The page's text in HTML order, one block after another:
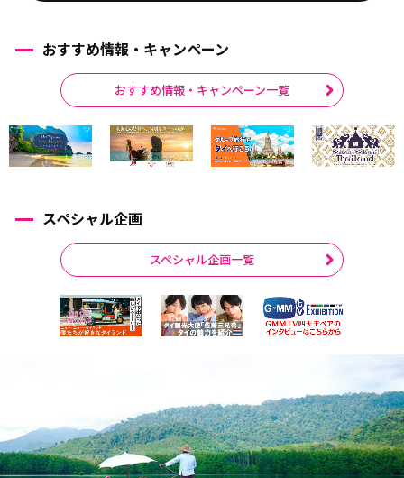
おすすめ情報・キャンペーン
おすすめ情報・キャンペーン一覧
スペシャル企画
スペシャル企画一覧